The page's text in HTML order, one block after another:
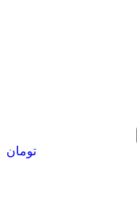
تومان